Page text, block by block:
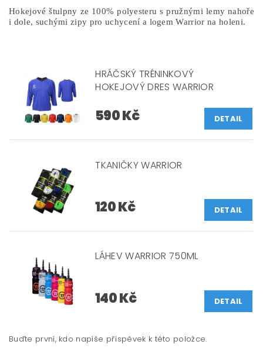
Hokejové štulpny ze 100% polyesteru s pružnými lemy nahoře
i dole, suchými zipy pro uchycení a logem Warrior na holeni.
HRÁČSKÝ TRÉNINKOVÝ
HOKEJOVÝ DRES WARRIOR
590 Kč DETAIL
TKANIČKY WARRIOR
120 Kč DETAIL
LÁHEV WARRIOR 750ML
140 Kč DETAIL
Buďte první, kdo napíše příspěvek k této položce.